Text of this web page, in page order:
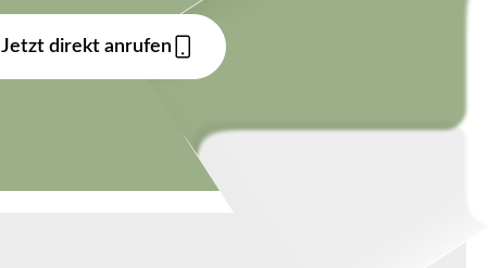
Jetzt direkt anrufen